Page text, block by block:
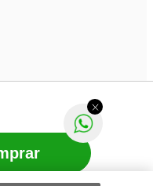
0001-